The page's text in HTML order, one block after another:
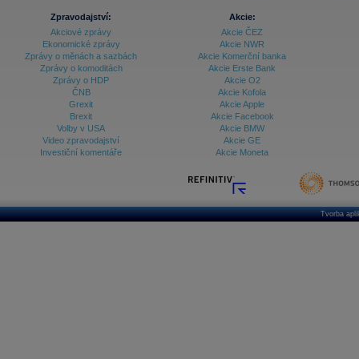
Databanka - Ekonomický růst
Databanka - Indexy
Databanka - Měnové kurzy
Databanka - Trh práce
Databanka - Úrokové sazby
Databanka - Veřejné rozpočty
Databanka akcie - Svět
Zpravodajství:
Akciové zprávy
Ekonomické zprávy
Zprávy o měnách a sazbách
Zprávy o komoditách
Zprávy o HDP
ČNB
Grexit
Brexit
Volby v USA
Video zpravodajství
Investiční komentáře
Akcie:
Akcie ČEZ
Akcie NWR
Akcie Komerční banka
Akcie Erste Bank
Akcie O2
Akcie Kofola
Akcie Apple
Akcie Facebook
Akcie BMW
Akcie GE
Akcie Moneta
Tvorba